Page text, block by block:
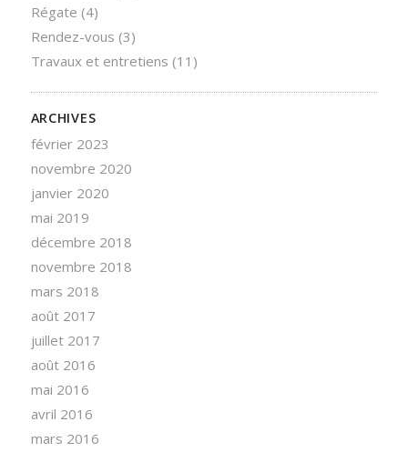
Régate (4)
Rendez-vous (3)
Travaux et entretiens (11)
ARCHIVES
février 2023
novembre 2020
janvier 2020
mai 2019
décembre 2018
novembre 2018
mars 2018
août 2017
juillet 2017
août 2016
mai 2016
avril 2016
mars 2016